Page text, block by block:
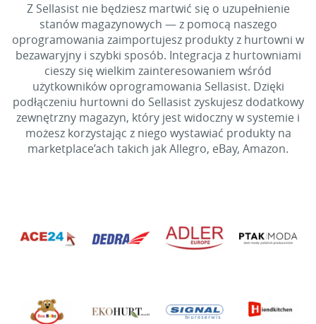
Z Sellasist nie będziesz martwić się o uzupełnienie
stanów magazynowych — z pomocą naszego
oprogramowania zaimportujesz produkty z hurtowni w
bezawaryjny i szybki sposób. Integracja z hurtowniami
cieszy się wielkim zainteresowaniem wśród
użytkowników oprogramowania Sellasist. Dzięki
podłączeniu hurtowni do Sellasist zyskujesz dodatkowy
zewnętrzny magazyn, który jest widoczny w systemie i
możesz korzystając z niego wystawiać produkty na
marketplace’ach takich jak Allegro, eBay, Amazon.